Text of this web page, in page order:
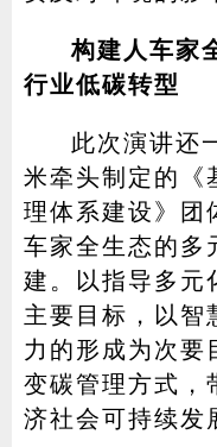
构建人车家
行业低碳转型
此次演讲还
米牵头制定的《
理体系建设》团
车家全生态的多
建。以指导多元
主要目标，以智
力的形成为次要
变碳管理方式，
济社会可持续发